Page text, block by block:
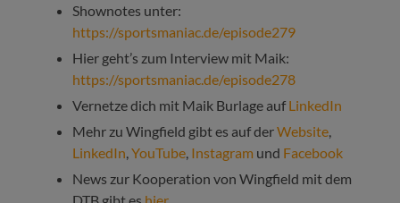
Shownotes unter:
https://sportsmaniac.de/episode279
Hier geht’s zum Interview mit Maik:
https://sportsmaniac.de/episode278
Vernetze dich mit Maik Burlage auf LinkedIn
Mehr zu Wingfield gibt es auf derWebsite
LinkedIn ,YouTube Instagram und Facebook
News zur Kooperation von Wingfield mit dem